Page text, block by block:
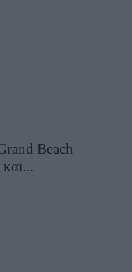
Beach